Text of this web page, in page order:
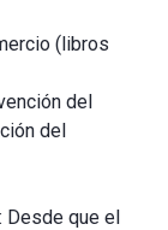
(libros
del
del
Desde que el